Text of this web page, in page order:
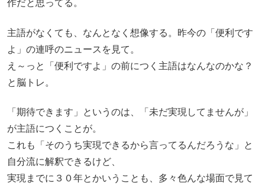
作だと思ってる。
主語がなくても、なんとなく想像する。昨今の「便利です
よ」の連呼のニュースを見て。
え～っと「便利ですよ」の前につく主語はなんなのかな？
と脳トレ。
「期待できます」というのは、「未だ実現してませんが」
が主語につくことが。
これも「そのうち実現できるから言ってるんだろうな」と
自分流に解釈できるけど、
実現までに３０年とかいうことも、多々色んな場面で見て